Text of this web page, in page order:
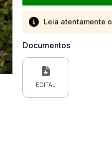
Leia atentamente o
Documentos
EDITAL